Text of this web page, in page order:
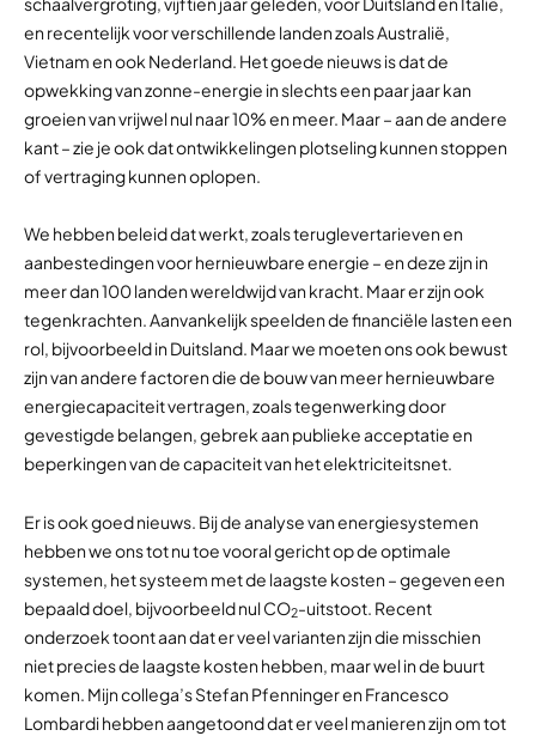
en recentelijk voor verschillende landen zoals Australië,
Vietnam en ook Nederland. Het goede nieuws is dat de
opwekking van zonne-energie in slechts een paar jaar kan
groeien van vrijwel nul naar 10% en meer. Maar – aan de andere
kant – zie je ook dat ontwikkelingen plotseling kunnen stoppen
of vertraging kunnen oplopen.
We hebben beleid dat werkt, zoals teruglevertarieven en
aanbestedingen voor hernieuwbare energie – en deze zijn in
meer dan 100 landen wereldwijd van kracht. Maar er zijn ook
tegenkrachten. Aanvankelijk speelden de financiële lasten een
rol, bijvoorbeeld in Duitsland. Maar we moeten ons ook bewust
zijn van andere factoren die de bouw van meer hernieuwbare
energiecapaciteit vertragen, zoals tegenwerking door
gevestigde belangen, gebrek aan publieke acceptatie en
beperkingen van de capaciteit van het elektriciteitsnet.
Er is ook goed nieuws. Bij de analyse van energiesystemen
hebben we ons tot nu toe vooral gericht op de optimale
systemen, het systeem met de laagste kosten – gegeven een
bepaald doel, bijvoorbeeld nul CO2-uitstoot. Recent
onderzoek toont aan dat er veel varianten zijn die misschien
niet precies de laagste kosten hebben, maar wel in de buurt
komen. Mijn collega’s Stefan Pfenninger en Francesco
Lombardi hebben aangetoond dat er veel manieren zijn om tot